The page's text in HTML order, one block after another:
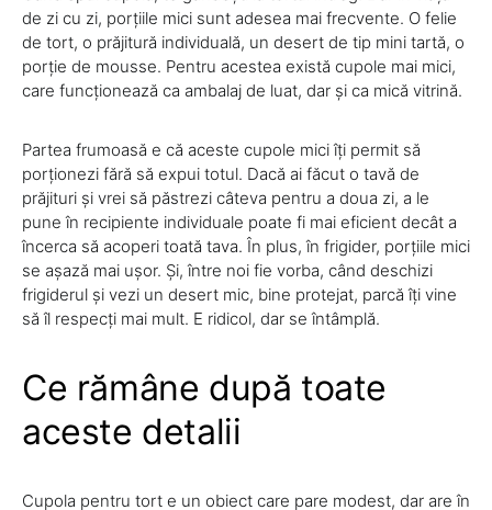
de zi cu zi, porțiile mici sunt adesea mai frecvente. O felie
de tort, o prăjitură individuală, un desert de tip mini tartă, o
porție de mousse. Pentru acestea există cupole mai mici,
care funcționează ca ambalaj de luat, dar și ca mică vitrină.
Partea frumoasă e că aceste cupole mici îți permit să
porționezi fără să expui totul. Dacă ai făcut o tavă de
prăjituri și vrei să păstrezi câteva pentru a doua zi, a le
pune în recipiente individuale poate fi mai eficient decât a
încerca să acoperi toată tava. În plus, în frigider, porțiile mici
se așază mai ușor. Și, între noi fie vorba, când deschizi
frigiderul și vezi un desert mic, bine protejat, parcă îți vine
să îl respecți mai mult. E ridicol, dar se întâmplă.
Ce rămâne după toate
aceste detalii
Cupola pentru tort e un obiect care pare modest, dar are în